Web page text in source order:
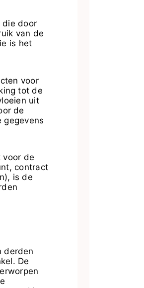
die door
van de
is het
voor
tot de
uit
de
gegevens
voor de
contract
is de
derden
De